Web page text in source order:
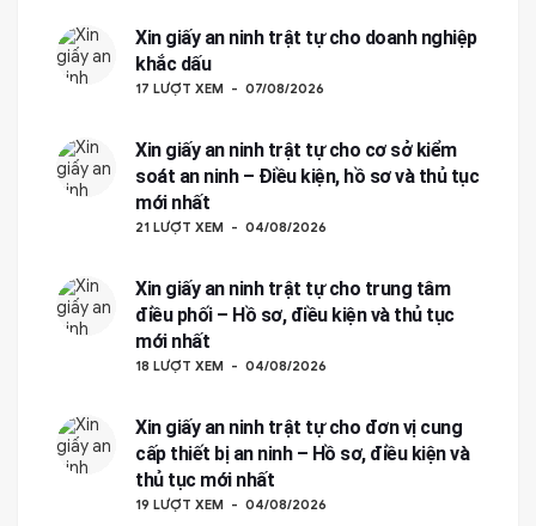
Xin giấy an ninh trật tự cho doanh nghiệp
khắc dấu
17 LƯỢT XEM 07/08/2026
Xin giấy an ninh trật tự cho cơ sở kiểm
soát an ninh – Điều kiện, hồ sơ và thủ tục
mới nhất
21 LƯỢT XEM 04/08/2026
Xin giấy an ninh trật tự cho trung tâm
điều phối – Hồ sơ, điều kiện và thủ tục
mới nhất
18 LƯỢT XEM 04/08/2026
Xin giấy an ninh trật tự cho đơn vị cung
cấp thiết bị an ninh – Hồ sơ, điều kiện và
thủ tục mới nhất
19 LƯỢT XEM 04/08/2026